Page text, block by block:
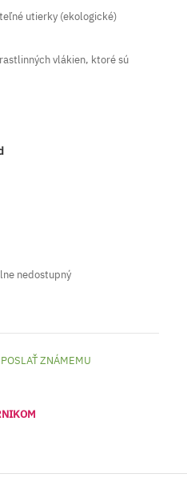
utierky (ekologické)
vlákien, ktoré sú
nedostupný
POSLAŤ ZNÁMEMU